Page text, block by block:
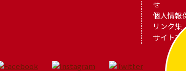
せ
個人情報
リンク集
サイトマ